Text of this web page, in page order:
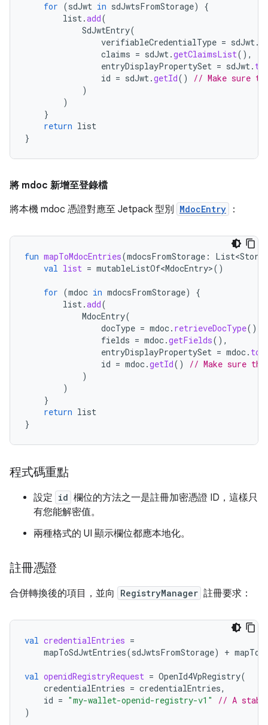
for (sdJwt in sdJwtsFromStorage)
{
list.add(
SdJwtEntry(
verifiableCredentialType = sdJwt.
claims = sdJwt.getClaimsList(),
entryDisplayPropertySet = sdJwt.
id = sdJwt.getId()
// Make sure
)
)
}
return list
}
將 mdoc 新增至登錄檔
將本機 mdoc 憑證對應至 Jetpack 型別
MdocEntry ：
fun mapToMdocEntries(mdocsFromStorage :
val list = mutableListOf<MdocEntry>()
for (mdoc in mdocsFromStorage)
{
list.add(
MdocEntry(
docType = mdoc. retrieveDocType(),
fields = mdoc.getFields(),
entryDisplayPropertySet = mdoc.
id = mdoc.getId()
// Make sure
)
)
}
return list
}
程式碼重點
設定 id 欄位的方法之一是註冊加密憑證 ID，這樣只
有您能解密值。
兩種格式的 UI 顯示欄位都應本地化。
註冊憑證
合併轉換後的項目，並向 RegistryManager 註冊要求：
val credentialEntries =
mapToSdJwtEntries(sdJwtsFromStorage) +
val openidRegistryRequest = OpenId4VpRegistry(
credentialEntries = credentialEntries,
id = "my-wallet-openid-registry-v1"
// A
)